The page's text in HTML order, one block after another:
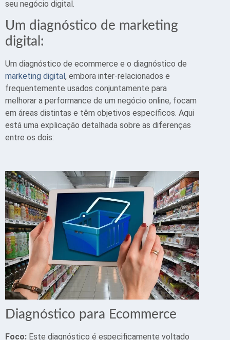
seu negócio digital.
Um diagnóstico de marketing
digital:
Um diagnóstico de ecommerce e o diagnóstico de
marketing digital, embora inter-relacionados e
frequentemente usados conjuntamente para
melhorar a performance de um negócio online, focam
em áreas distintas e têm objetivos específicos. Aqui
está uma explicação detalhada sobre as diferenças
entre os dois:
Diagnóstico para Ecommerce
Foco: Este diagnóstico é especificamente voltado